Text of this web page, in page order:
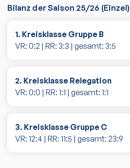
Bilanz der Saison 25/26 (Einzel)
1. Kreisklasse Gruppe B
VR: 0:2 | RR: 3:3 | gesamt: 3:5
2. Kreisklasse Relegation
VR: 0:0 | RR: 1:1 | gesamt: 1:1
3. Kreisklasse Gruppe C
VR: 12:4 | RR: 11:5 | gesamt: 23:9